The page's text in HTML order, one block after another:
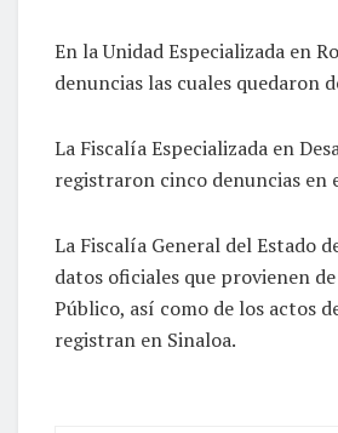
En la Unidad Especializada en
denuncias las cuales quedaron
La Fiscalía Especializada en
registraron cinco denuncias en
La Fiscalía General del Estado
datos oficiales que provienen
Público, así como de los actos
registran en Sinaloa.